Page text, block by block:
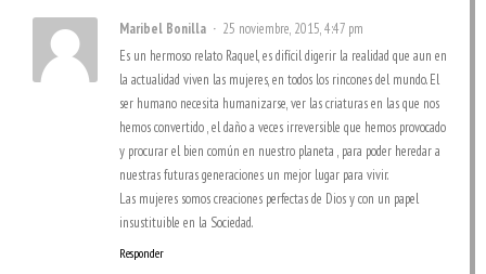
Maribel Bonilla
25 noviembre, 2015, 4:47 pm
Es un hermoso relato Raquel, es difícil digerir la realidad que aun en
la actualidad viven las mujeres, en todos los rincones del mundo. El
ser humano necesita humanizarse, ver las criaturas en las que nos
hemos convertido , el daño a veces irreversible que hemos provocado
y procurar el bien común en nuestro planeta , para poder heredar a
nuestras futuras generaciones un mejor lugar para vivir.
Las mujeres somos creaciones perfectas de Dios y con un papel
insustituible en la Sociedad.
Responder